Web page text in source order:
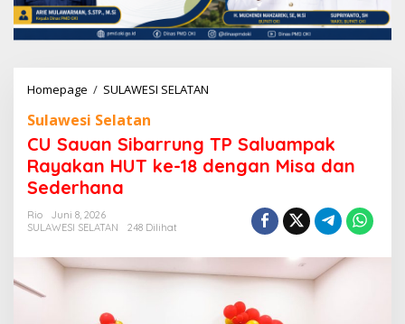
Homepage / SULAWESI SELATAN
a
u
a
r
Sulawesi Selatan
CU Sauan Sibarrung TP Saluampak
Rayakan HUT ke-18 dengan Misa dan
Sederhana
Rio
Juni 8, 2026
SULAWESI SELATAN
248 Dilihat